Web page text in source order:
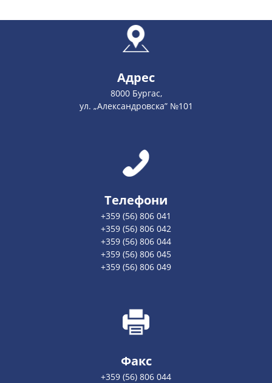
Адрес
8000 Бургас,
ул. „Александровска” №101
Телефони
+359 (56) 806 041
+359 (56) 806 042
+359 (56) 806 044
+359 (56) 806 045
+359 (56) 806 049
Факс
+359 (56) 806 044